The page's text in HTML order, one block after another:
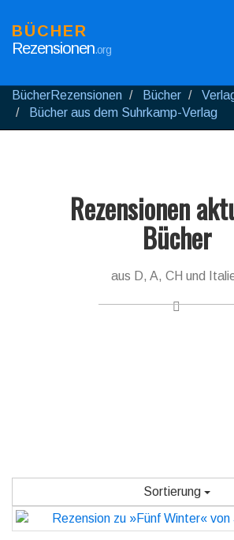
BÜCHER
Rezensionen.org
BücherRezensionen Bücher
Bücher aus dem Suhrkamp-Verlag
Rezensionen
Bücher
aus D, A, CH und
Sortierung